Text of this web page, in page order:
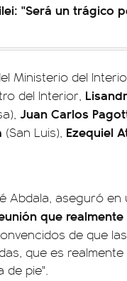
"Será un trágico
Ministerio del
del Interior,
Juan Carlos
(San Luis), Ezequiel
Abdala, aseguró
que
de que
que es
de pie".